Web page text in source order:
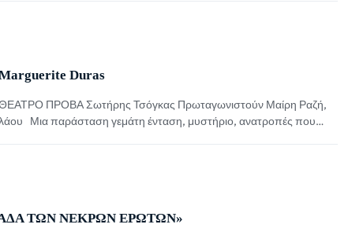
Duras
ΠΡΟΒΑ Σωτήρης Τσόγκας Πρωταγωνιστούν Μαίρη Ραζή,
Μια παράσταση γεμάτη ένταση, μυστήριο, ανατροπές που
ΤΩΝ ΝΕΚΡΩΝ ΕΡΩΤΩΝ»